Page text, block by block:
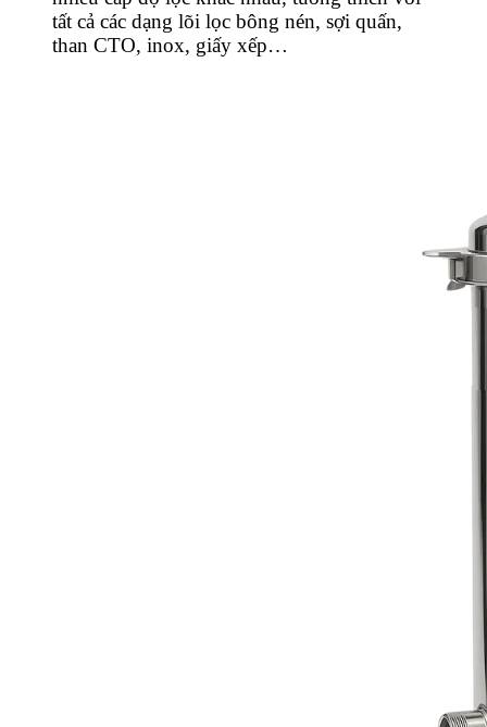
tất cả các dạng lõi lọc bông nén, sợi quấn,
than CTO, inox, giấy xếp…